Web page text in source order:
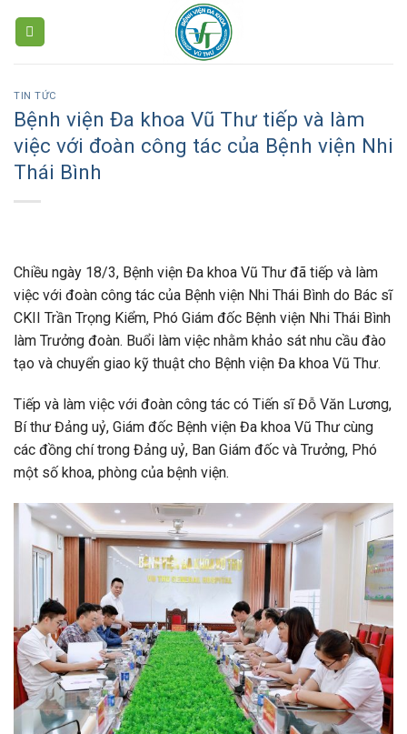
TIN TỨC
Bệnh viện Đa khoa Vũ Thư tiếp và làm
việc với đoàn công tác của Bệnh viện Nhi
Thái Bình
Chiều ngày 18/3, Bệnh viện Đa khoa Vũ Thư đã tiếp và làm
việc với đoàn công tác của Bệnh viện Nhi Thái Bình do Bác sĩ
CKII Trần Trọng Kiểm, Phó Giám đốc Bệnh viện Nhi Thái Bình
làm Trưởng đoàn. Buổi làm việc nhằm khảo sát nhu cầu đào
tạo và chuyển giao kỹ thuật cho Bệnh viện Đa khoa Vũ Thư.
Tiếp và làm việc với đoàn công tác có Tiến sĩ Đỗ Văn Lương,
Bí thư Đảng uỷ, Giám đốc Bệnh viện Đa khoa Vũ Thư cùng
các đồng chí trong Đảng uỷ, Ban Giám đốc và Trưởng, Phó
một số khoa, phòng của bệnh viện.